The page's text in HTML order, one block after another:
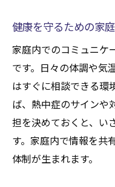
健康を守るための家
家庭内でのコミュニケ
です。日々の体調や気
はすぐに相談できる環
ば、熱中症のサインや
担を決めておくと、い
す。家庭内で情報を共
体制が生まれます。